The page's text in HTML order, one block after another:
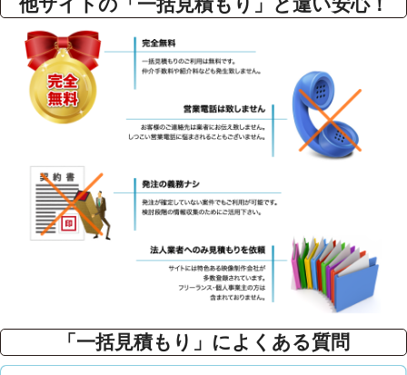
「一括見積もり」によくある質問